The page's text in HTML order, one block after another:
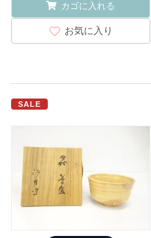
カゴに入れる
お気に入り
SALE